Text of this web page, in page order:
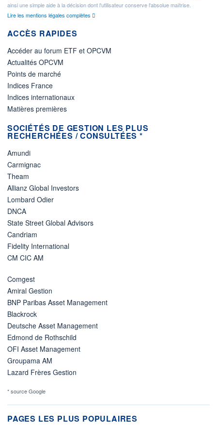
ainsi une simple aide à la décision dont l'utilisateur conserve l'absolue maîtrise.
Lire les mentions légales complètes
ACCÈS RAPIDES
Accéder au forum ETF et OPCVM
Actualités OPCVM
Points de marché
Indices France
Indices internationaux
Matières premières
SOCIÉTÉS DE GESTION LES PLUS
RECHERCHÉES / CONSULTÉES *
Amundi
Carmignac
Theam
Allianz Global Investors
Lombard Odier
DNCA
State Street Global Advisors
Candriam
Fidelity International
CM CIC AM
Comgest
Amiral Gestion
BNP Paribas Asset Management
Blackrock
Deutsche Asset Management
Edmond de Rothschild
OFI Asset Management
Groupama AM
Lazard Frères Gestion
* source Google
PAGES LES PLUS POPULAIRES